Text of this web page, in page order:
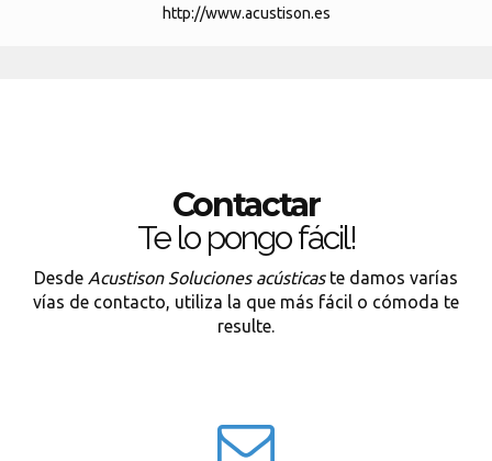
http://www.acustison.es
Contactar
Te lo pongo fácil!
Desde Acustison Soluciones acústicaste damos varías
vías de contacto, utiliza la que más fácil o cómoda te
resulte.